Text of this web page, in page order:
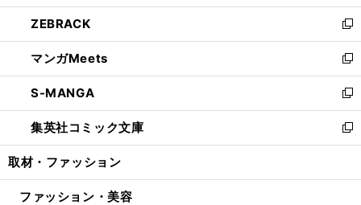
開
く
ウ
で
開
く
ン
ド
ウ
で
開
く
ウ
ィ
ン
ド
ウ
で
開
く
し
い
ウ
ィ
ン
ド
ウ
で
開
ZEBRACK
新
し
い
ウ
ィ
ン
ド
ウ
開
マンガMeets
新
し
い
ウ
ィ
ン
ウ
S-MANGA
新
し
い
ウ
ン
集英社コミック文庫
新
し
ウ
取材・ファッション
ファッション・美容